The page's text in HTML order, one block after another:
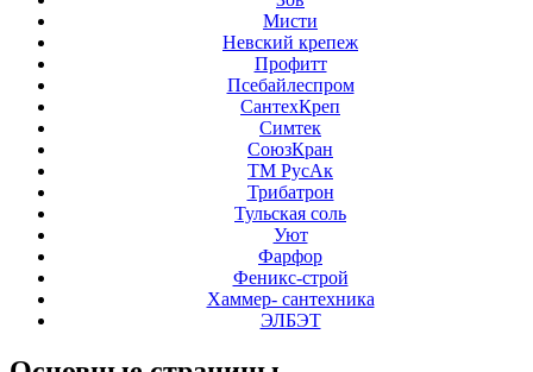
Мисти
Невский крепеж
Профитт
Псебайлеспром
СантехКреп
Симтек
СоюзКран
ТМ РусАк
Трибатрон
Тульская соль
Уют
Фарфор
Феникс-строй
Хаммер- сантехника
ЭЛБЭТ